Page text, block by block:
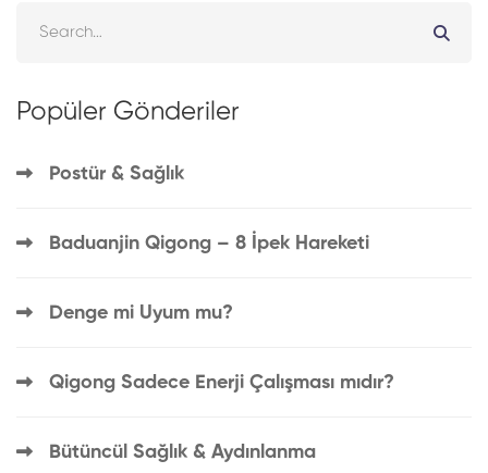
Popüler Gönderiler
Postür & Sağlık
Baduanjin Qigong – 8 İpek Hareketi
Denge mi Uyum mu?
Qigong Sadece Enerji Çalışması mıdır?
Bütüncül Sağlık & Aydınlanma